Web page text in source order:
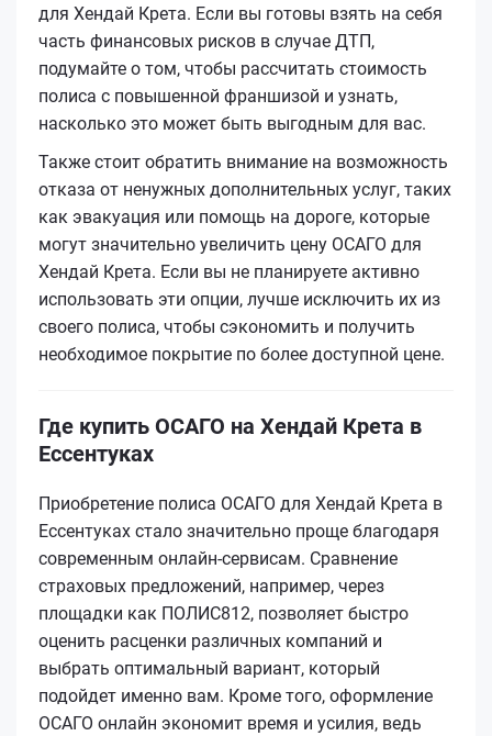
для Хендай Крета. Если вы готовы взять на себя
часть финансовых рисков в случае ДТП,
подумайте о том, чтобы рассчитать стоимость
полиса с повышенной франшизой и узнать,
насколько это может быть выгодным для вас.
Также стоит обратить внимание на возможность
отказа от ненужных дополнительных услуг, таких
как эвакуация или помощь на дороге, которые
могут значительно увеличить цену ОСАГО для
Хендай Крета. Если вы не планируете активно
использовать эти опции, лучше исключить их из
своего полиса, чтобы сэкономить и получить
необходимое покрытие по более доступной цене.
Где купить ОСАГО на Хендай Крета в
Ессентуках
Приобретение полиса ОСАГО для Хендай Крета в
Ессентуках стало значительно проще благодаря
современным онлайн-сервисам. Сравнение
страховых предложений, например, через
площадки как ПОЛИС812, позволяет быстро
оценить расценки различных компаний и
выбрать оптимальный вариант, который
подойдет именно вам. Кроме того, оформление
ОСАГО онлайн экономит время и усилия, ведь